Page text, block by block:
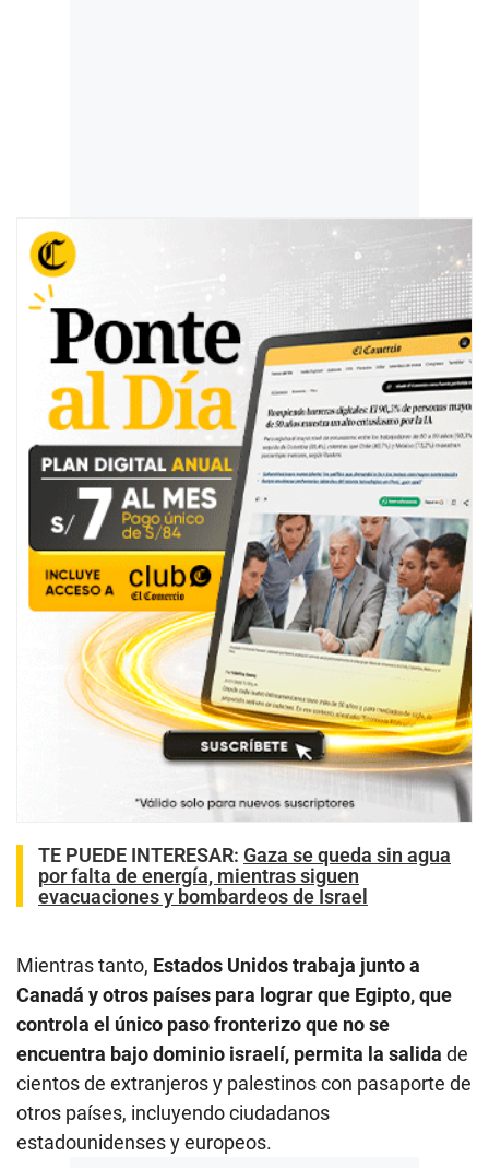
TE PUEDE INTERESAR: Gaza se queda sin agua
por falta de energía, mientras siguen
evacuaciones y bombardeos de Israel
Mientras tanto, Estados Unidos trabaja junto a
Canadá y otros países para lograr que Egipto, que
controla el único paso fronterizo que no se
encuentra bajo dominio israelí, permita la salida de
cientos de extranjeros y palestinos con pasaporte de
otros países, incluyendo ciudadanos
estadounidenses y europeos.